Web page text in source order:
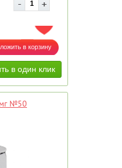
ДОБАВИТЬ В ИЗБРАННОЕ
№50